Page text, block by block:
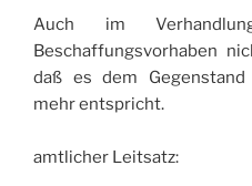
Auch im
Beschaffungsvorhaben
daß es dem
mehr entspricht.
amtlicher Leitsatz: